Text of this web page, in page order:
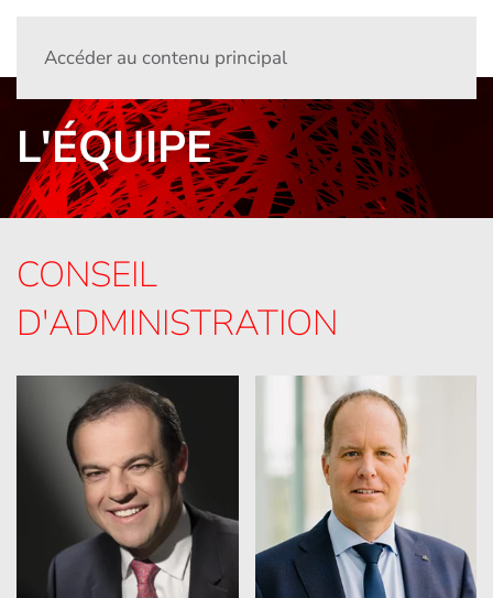
Accéder au contenu principal
L'ÉQUIPE
CONSEIL
D'ADMINISTRATION